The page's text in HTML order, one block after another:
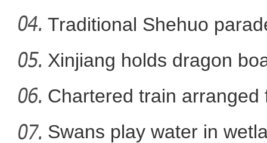
新疆：野生马鹿
wort
Traditional Shehuo
Xinjiang holds dragon
Chartered train
Swans play water in